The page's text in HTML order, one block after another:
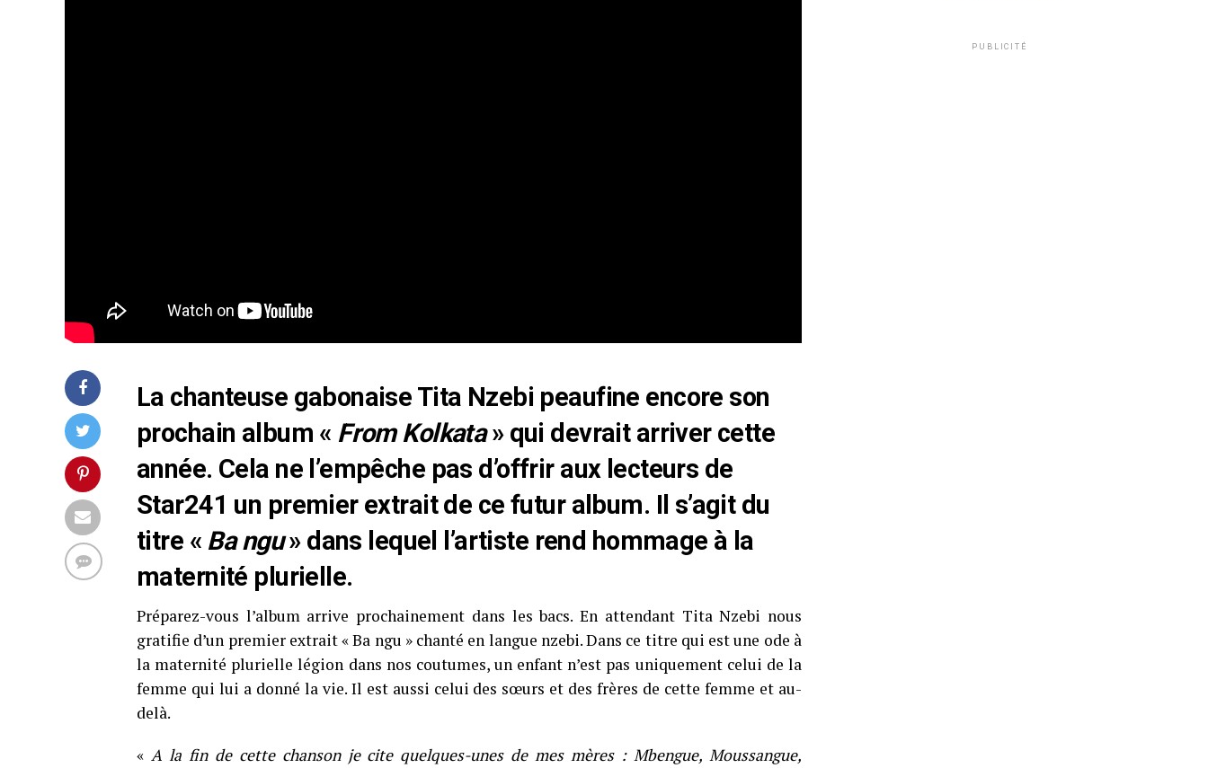
La chanteuse gabonaise Tita Nzebi peaufine encore son
prochain album « From Kolkata» qui devrait arriver cette
année. Cela ne l’empêche pas d’offrir aux lecteurs de
Star241 un premier extrait de ce futur album. Il s’agit du
titre « Ba ngu» dans lequel l’artiste rend hommage à la
maternité plurielle.
Préparez-vous l’album arrive prochainement dans les bacs. En attendant Tita Nzebi nous
gratifie d’un premier extrait « Ba ngu » chanté en langue nzebi. Dans ce titre qui est une ode à
la maternité plurielle légion dans nos coutumes, un enfant n’est pas uniquement celui de la
femme qui lui a donné la vie. Il est aussi celui des sœurs et des frères de cette femme et au-
delà.
« A la fin de cette chanson je cite quelques-unes de mes mères : Mbengue, Moussangue,
PUBLICITÉ